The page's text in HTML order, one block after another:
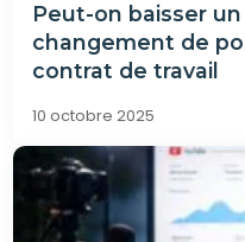
Peut-on baisser
changement de
contrat de travail
10 octobre 2025